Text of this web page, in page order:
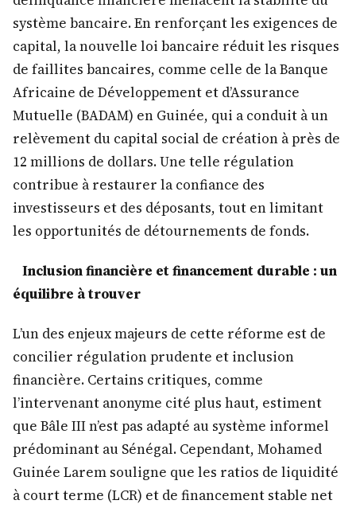
système bancaire. En renforçant les exigences de
capital, la nouvelle loi bancaire réduit les risques
de faillites bancaires, comme celle de la Banque
Africaine de Développement et d’Assurance
Mutuelle (BADAM) en Guinée, qui a conduit à un
relèvement du capital social de création à près de
12 millions de dollars. Une telle régulation
contribue à restaurer la confiance des
investisseurs et des déposants, tout en limitant
les opportunités de détournements de fonds.
Inclusion financière et financement durable : un
équilibre à trouver
L’un des enjeux majeurs de cette réforme est de
concilier régulation prudente et inclusion
financière. Certains critiques, comme
l’intervenant anonyme cité plus haut, estiment
que Bâle III n’est pas adapté au système informel
prédominant au Sénégal. Cependant, Mohamed
Guinée Larem souligne que les ratios de liquidité
à court terme (LCR) et de financement stable net